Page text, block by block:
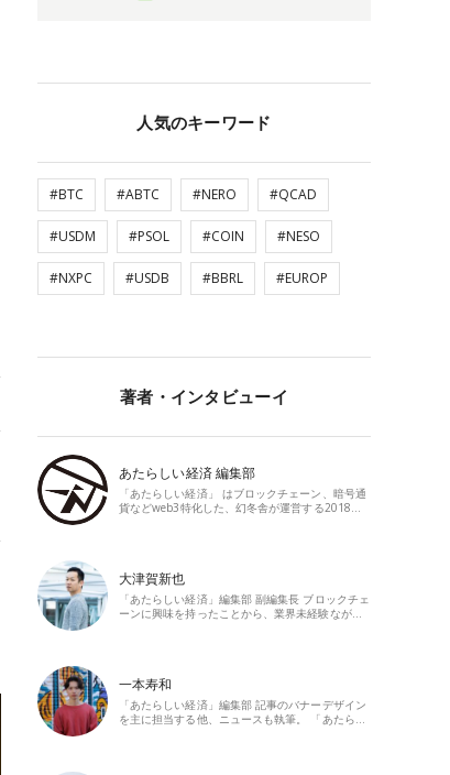
人気のキーワード
#BTC #ABTC #NERO #QCAD
#USDM #PSOL #COIN #NESO
#NXPC #USDB #BBRL #EUROP
著者・インタビューイ
あたらしい経済 編集部
「あたらしい経済」 はブロックチェーン、暗号通
貨などweb3特化した、幻冬舎が運営する2018…
大津賀新也
「あたらしい経済」編集部 副編集長 ブロックチェ
ーンに興味を持ったことから、業界未経験なが…
一本寿和
「あたらしい経済」編集部 記事のバナーデザイン
を主に担当する他、ニュースも執筆。 「あたら…